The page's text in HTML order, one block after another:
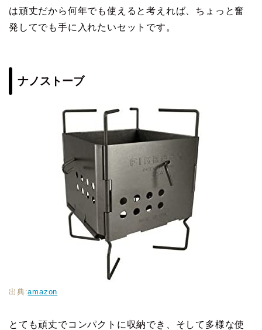
は頑丈だから何年でも使えると考えれば、ちょっと奮
発してでも手に入れたいセットです。
ナノストーブ
出典:amazon
とても頑丈でコンパクトに収納でき、そして多様な使